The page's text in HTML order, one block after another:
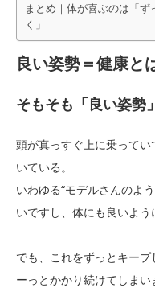
まとめ｜体が喜ぶのは「
く」
良い姿勢＝健康と
そもそも「良い姿勢
頭が真っすぐ上に乗って
いている。
いわゆる“モデルさんのよ
いですし、体にも良いよう
でも、これをずっとキー
ーっとかかり続けてしまい